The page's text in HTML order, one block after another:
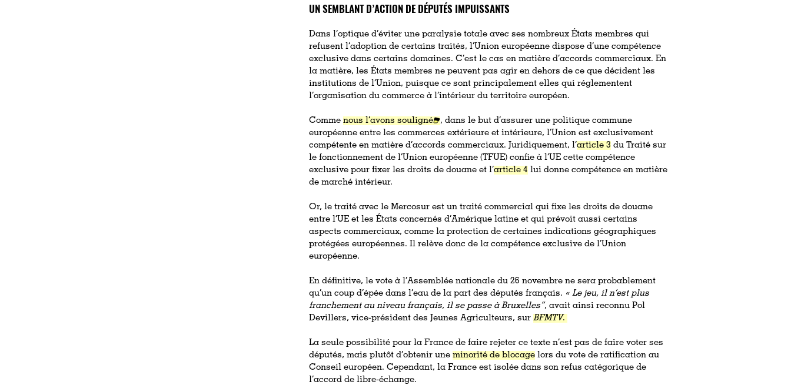
UN SEMBLANT D’ACTION DE DÉPUTÉS IMPUISSANTS
Dans l’optique d’éviter une paralysie totale avec ses nombreux États membres qui
refusent l’adoption de certains traités, l’Union européenne dispose d’une compétence
exclusive dans certains domaines. C’est le cas en matière d’accords commerciaux. En
la matière, les États membres ne peuvent pas agir en dehors de ce que décident les
institutions de l’Union, puisque ce sont principalement elles qui réglementent
l’organisation du commerce à l’intérieur du territoire européen.
Commenous l’avons souligné
, dans le but d’assurer une politique commune
européenne entre les commerces extérieure et intérieure, l’Union est exclusivement
compétente en matière d’accords commerciaux. Juridiquement, l’article 3 du Traité sur
le fonctionnement de l’Union européenne (TFUE) confie à l’UE cette compétence
exclusive pour fixer les droits de douane et l’article 4 lui donne compétence en matière
de marché intérieur.
Or, le traité avec le Mercosur est un traité commercial qui fixe les droits de douane
entre l’UE et les États concernés d’Amérique latine et qui prévoit aussi certains
aspects commerciaux, comme la protection de certaines indications géographiques
protégées européennes. Il relève donc de la compétence exclusive de l’Union
européenne.
En définitive, le vote à l’Assemblée nationale du 26 novembre ne sera probablement
qu’un coup d’épée dans l’eau de la part des députés français. « Le jeu, il n’est plus
franchement au niveau français, il se passe à Bruxelles”, avait ainsi reconnu Pol
Devillers, vice-président des Jeunes Agriculteurs, surBFMTV.
La seule possibilité pour la France de faire rejeter ce texte n’est pas de faire voter ses
députés, mais plutôt d’obtenir uneminorité de blocage lors du vote de ratification au
Conseil européen. Cependant, la France est isolée dans son refus catégorique de
l’accord de libre-échange.